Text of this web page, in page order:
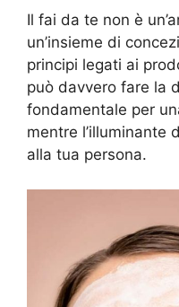
Il fai da te non è
un’insieme di
principi legati ai
può davvero fare la
fondamentale per
mentre l’illuminante
alla tua persona.